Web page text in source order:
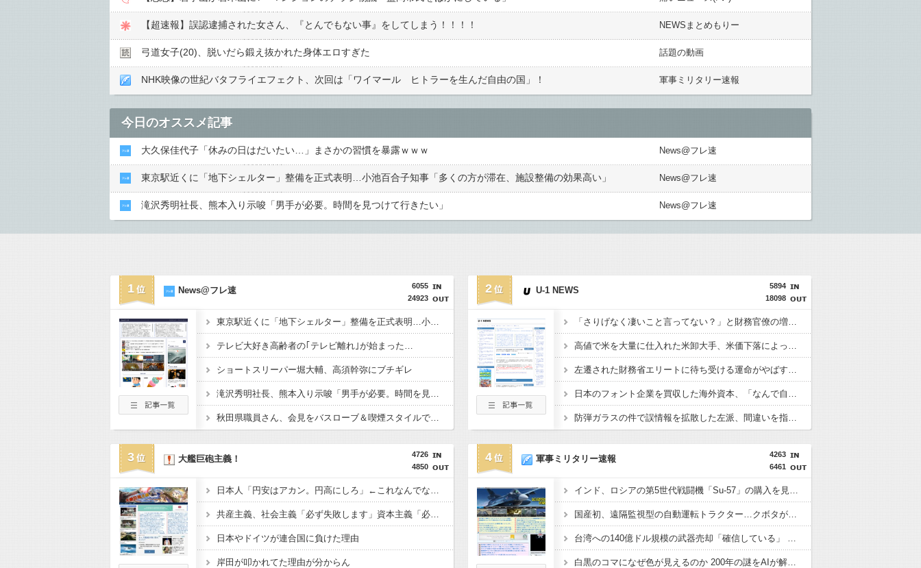
【超速報】誤認逮捕された女さん、『とんでもない事』をしてしまう！！！！ NEWSまとめもりー
弓道女子(20)、脱いだら鍛え抜かれた身体エロすぎた 話題の動画
NHK映像の世紀バタフライエフェクト、次回は「ワイマール ヒトラーを生んだ自由の国」！ 軍事ミリタリー速報
今日のオススメ記事
大久保佳代子「休みの日はだいたい…」まさかの習慣を暴露ｗｗｗ News@フレ速
東京駅近くに「地下シェルター」整備を正式表明…小池百合子知事「多くの方が滞在、施設整備の効果高い」 News@フレ速
滝沢秀明社長、熊本入り示唆「男手が必要。時間を見つけて行きたい」 News@フレ速
1
6055
24923
News@フレ速
東京駅近くに「地下シェルター」整備を正式表明…小池百合子知事「多くの方が滞在、施設整備の効果高い」
テレビ大好き高齢者の｢テレビ離れ｣が始まった…
ショートスリーパー堀大輔、高須幹弥にブチギレ
滝沢秀明社長、熊本入り示唆「男手が必要。時間を見つけて行きたい」
秋田県職員さん、会見をバスローブ＆喫煙スタイルで対応してしまい大炎上ｗ
2
5894
18098
U-1 NEWS
「さりげなく凄いこと言ってない？」と財務官僚の増上慢っぷりに衝撃を受ける人が続出、なぜ官僚にすぎない財務省が……
高値で米を大量に仕入れた米卸大手、米価下落によって決算が凄まじいことになっている模様
左遷された財務省エリートに待ち受ける運命がやばすぎる！と話題に、経歴自体はとんでもないものだが……
日本のフォント企業を買収した海外資本、「なんで自ら売上ゼロにするようなことするの」とドン引きするような方針転換を……
防弾ガラスの件で誤情報を拡散した左派、間違いを指摘されても頑として認めなかった結果……
3
4726
4850
大艦巨砲主義！
日本人「円安はアカン。円高にしろ」←これなんでなんや
共産主義、社会主義「必ず失敗します」資本主義「必ず少子化します」
日本やドイツが連合国に負けた理由
岸田が叩かれてた理由が分からん
4
4263
6461
軍事ミリタリー速報
インド、ロシアの第5世代戦闘機「Su-57」の購入を見送りか！
国産初、遠隔監視型の自動運転トラクター…クボタが来春に発売！
台湾への140億ドル規模の武器売却「確信している」 …米共和党重鎮、マコール議員が表明！
白黒のコマになぜ色が見えるのか 200年の謎をAIが解明！